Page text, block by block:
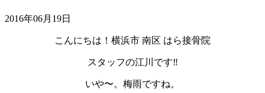
2016年06月19日
こんにちは！横浜市 南区 はら接骨院
スタッフの江川です‼︎
いや〜。梅雨ですね。